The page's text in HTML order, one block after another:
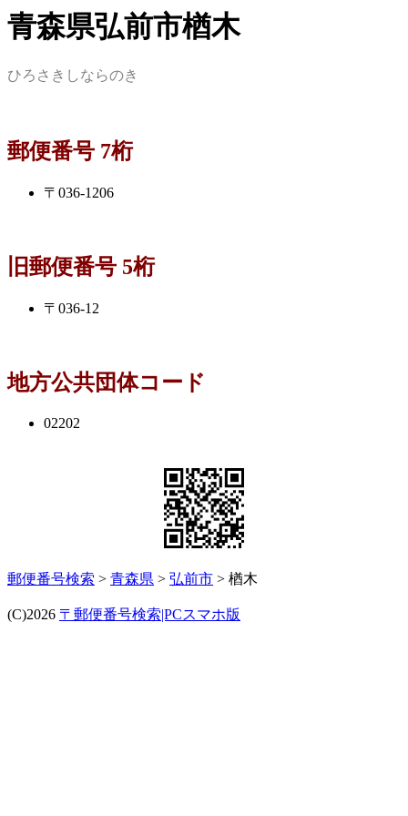
青森県弘前市楢木
ひろさきしならのき
郵便番号 7桁
〒036-1206
旧郵便番号 5桁
〒036-12
地方公共団体コード
02202
郵便番号検索 > 青森県 > 弘前市 > 楢木
(C)2026 〒郵便番号検索|PCスマホ版